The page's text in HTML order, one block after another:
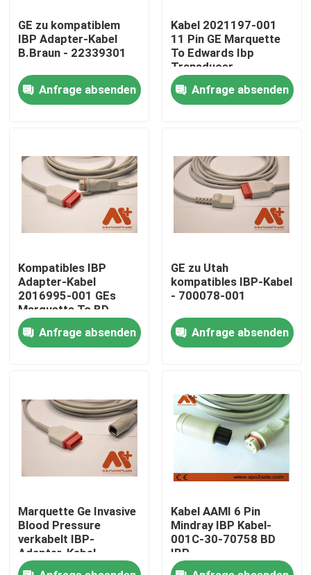
Startseite
Über uns
Fabrik Tour
Qualitätskontrolle
Nachrichten
Geduldiges Kabel ECG
Patientenmonitorkabel
wiederverwendbarer spo2-sensor
GE zu kompatiblem
IBP Adapter-Kabel
B.Braun - 22339301
Anfrage absenden
Kabel 2021197-001
11 Pin GE Marquette
To Edwards Ibp
Transducer
Anfrage absenden
Kompatibles IBP
Adapter-Kabel
2016995-001 GEs
Marquette To BD
Anfrage absenden
GE zu Utah
kompatibles IBP-Kabel
- 700078-001
Anfrage absenden
Marquette Ge Invasive
Blood Pressure
verkabelt IBP-
Adapter-Kabel -
700075-001
Kabel AAMI 6 Pin
Mindray IBP Kabel-
001C-30-70758 BD
IBP